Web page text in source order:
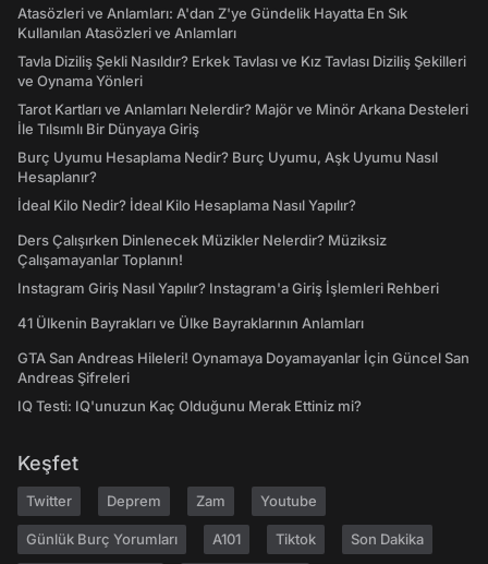
Atasözleri ve Anlamları: A'dan Z'ye Gündelik Hayatta En Sık
Kullanılan Atasözleri ve Anlamları
Tavla Diziliş Şekli Nasıldır? Erkek Tavlası ve Kız Tavlası Diziliş Şekilleri
ve Oynama Yönleri
Tarot Kartları ve Anlamları Nelerdir? Majör ve Minör Arkana Desteleri
İle Tılsımlı Bir Dünyaya Giriş
Burç Uyumu Hesaplama Nedir? Burç Uyumu, Aşk Uyumu Nasıl
Hesaplanır?
İdeal Kilo Nedir? İdeal Kilo Hesaplama Nasıl Yapılır?
Ders Çalışırken Dinlenecek Müzikler Nelerdir? Müziksiz
Çalışamayanlar Toplanın!
Instagram Giriş Nasıl Yapılır? Instagram'a Giriş İşlemleri Rehberi
41 Ülkenin Bayrakları ve Ülke Bayraklarının Anlamları
GTA San Andreas Hileleri! Oynamaya Doyamayanlar İçin Güncel San
Andreas Şifreleri
IQ Testi: IQ'unuzun Kaç Olduğunu Merak Ettiniz mi?
Keşfet
Twitter Deprem Zam Youtube
Günlük Burç Yorumları A101 Tiktok Son Dakika